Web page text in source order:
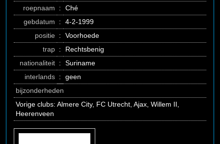
roepnaam
:
Ché
gebdatum
:
4-2-1999
positie :
Voorhoede
trap :
Rechtsbenig
nationaliteit :
Suriname
interlands :
geen
bijzonderheden
Vorige clubs: Almere City, FC Utrecht, Ajax, Willem II,
Heerenveen